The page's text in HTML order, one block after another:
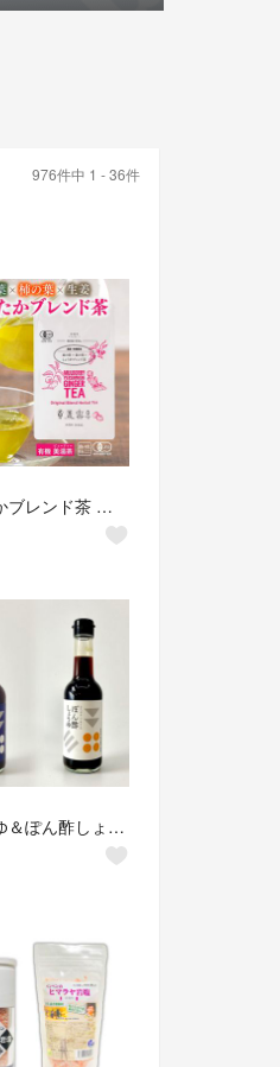
976件中 1 - 36件
あったかブレンド茶 有機 美湯茶(ビューティー)(2g×15)★オーガニック★桑の葉＋柿の葉＋しょうが★冷え性対策に♪
めんつゆ＆ぽん酢しょうゆ(各250ml)★自然栽培原材料★ナチュラルハーモニー★